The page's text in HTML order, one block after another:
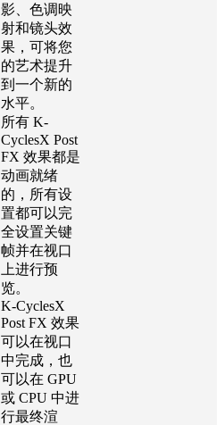
影、色调映
射和镜头效
果，可将您
的艺术提升
到一个新的
水平。
所有 K-
CyclesX Post
FX 效果都是
动画就绪
的，所有设
置都可以完
全设置关键
帧并在视口
上进行预
览。
K-CyclesX
Post FX 效果
可以在视口
中完成，也
可以在 GPU
或 CPU 中进
行最终渲